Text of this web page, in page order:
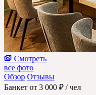
Смотреть
все фото
Обзор Отзывы
Банкет от 3 000 ₽ / чел